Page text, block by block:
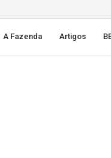
A Fazenda Artigos